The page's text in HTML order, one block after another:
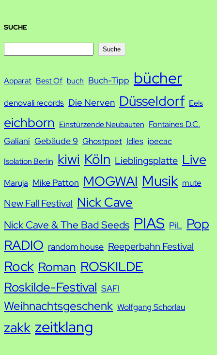
SUCHE
c
Suche
Apparat Best Of buch Buch-Tipp bücher
denovali records Die Nerven Düsseldorf Eels
eichborn Einstürzende Neubauten Fontaines D.C.
Galiani Gebäude 9 Ghostpoet Idles ipecac
Isolation Berlin kiwi Köln Lieblingsplatte Live
Maruja Mike Patton MOGWAI Musik mute
New Fall Festival Nick Cave
Nick Cave & The Bad Seeds PIAS PiL Pop
RADIO random house Reeperbahn Festival
Rock Roman ROSKILDE
Roskilde-Festival SAFI
Weihnachtsgeschenk Wolfgang Schorlau
zakk zeitklang